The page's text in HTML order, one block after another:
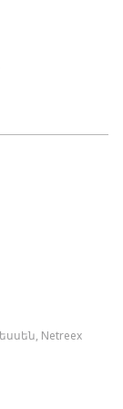
Netreex